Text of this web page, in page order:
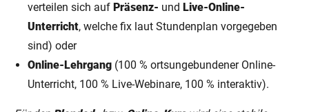
verteilen sich auf Präsenz- und Live-Online-
Unterricht, welche fix laut Stundenplan vorgegeben
sind) oder
Online-Lehrgang (100 % ortsungebundener Online-
Unterricht, 100 % Live-Webinare, 100 % interaktiv).